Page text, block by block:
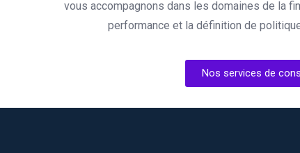
vous accompagnons dans les domaines de la
performance et la définition de
Nos services de